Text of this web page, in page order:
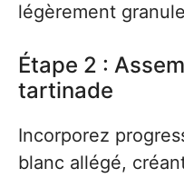
légèrement
Étape 2 :
tartinade
Incorporez
blanc allégé,